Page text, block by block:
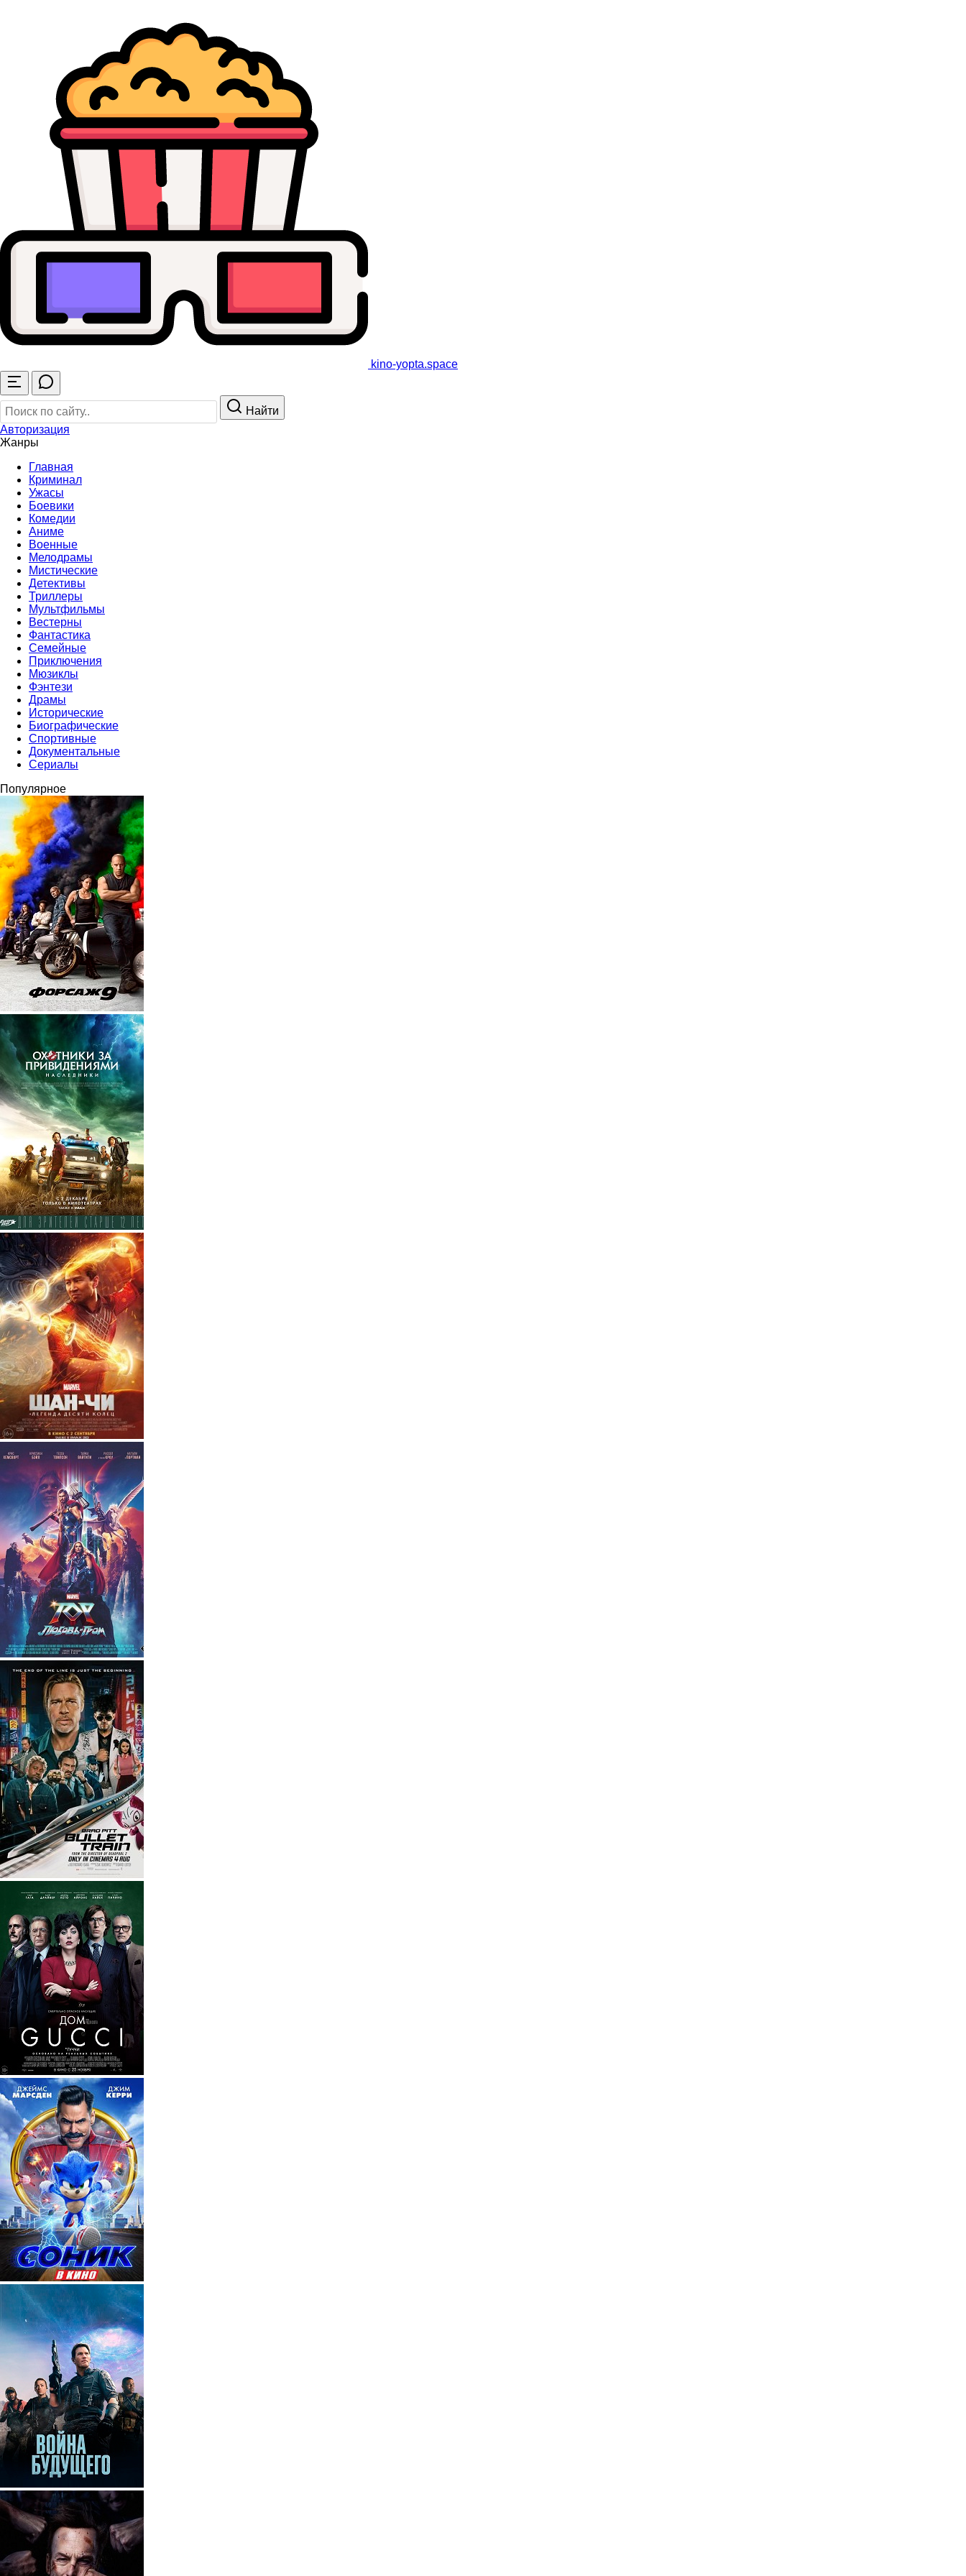
kino-yopta.space
Найти
Авторизация
Жанры
Главная
Криминал
Ужасы
Боевики
Комедии
Аниме
Военные
Мелодрамы
Мистические
Детективы
Триллеры
Мультфильмы
Вестерны
Фантастика
Семейные
Приключения
Мюзиклы
Фэнтези
Драмы
Исторические
Биографические
Спортивные
Документальные
Сериалы
Популярное